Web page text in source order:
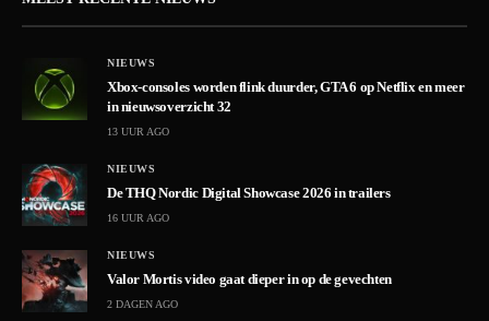
NIEUWS
Xbox-consoles worden flink duurder, GTA 6 op Netflix en meer
in nieuwsoverzicht 32
13 UUR AGO
NIEUWS
De THQ Nordic Digital Showcase 2026 in trailers
16 UUR AGO
NIEUWS
Valor Mortis video gaat dieper in op de gevechten
2 DAGEN AGO